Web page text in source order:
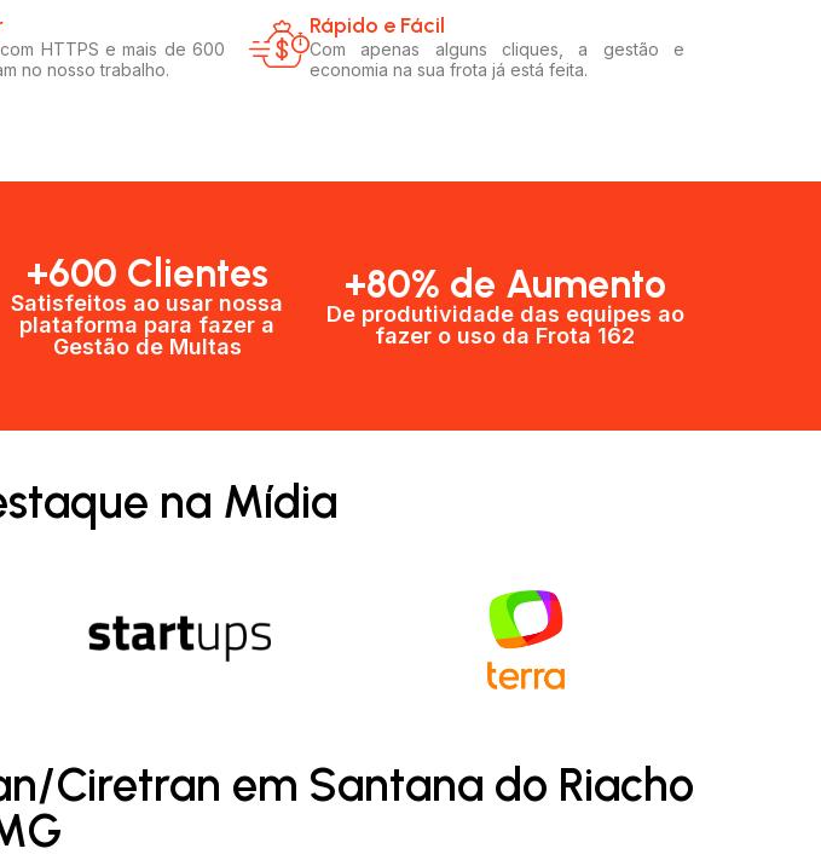
HTTPS e mais de 600
no nosso trabalho.
Rápido e Fácil​
Com apenas alguns cliques, a gestão e
economia na sua frota já está feita.
+600 Clientes​
Satisfeitos ao usar nossa
plataforma para fazer a
Gestão de Multas​
+80% de Aumento
De produtividade das equipes ao
fazer o uso da Frota 162​
na Mídia
Ciretran em Santana do Riacho